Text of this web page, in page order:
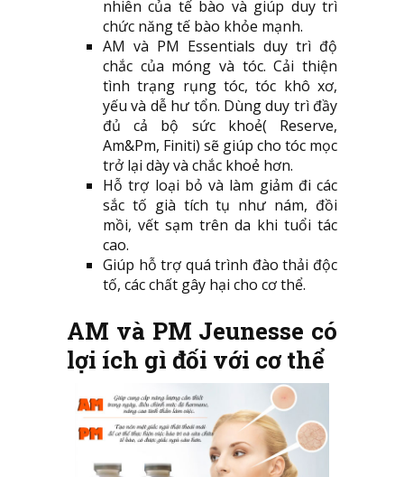
nhiên của tế bào và giúp duy trì
chức năng tế bào khỏe mạnh.
AM và PM Essentials duy trì độ
chắc của móng và tóc. Cải thiện
tình trạng rụng tóc, tóc khô xơ,
yếu và dễ hư tổn. Dùng duy trì đầy
đủ cả bộ sức khoẻ( Reserve,
Am&Pm, Finiti) sẽ giúp cho tóc mọc
trở lại dày và chắc khoẻ hơn.
Hỗ trợ loại bỏ và làm giảm đi các
sắc tố già tích tụ như nám, đồi
mồi, vết sạm trên da khi tuổi tác
cao.
Giúp hỗ trợ quá trình đào thải độc
tố, các chất gây hại cho cơ thể.
AM và PM Jeunesse có
lợi ích gì đối với cơ thể